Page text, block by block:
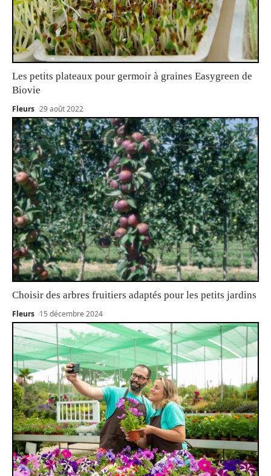
Les petits plateaux pour germoir à graines Easygreen de
Biovie
Fleurs 29 août 2022
Choisir des arbres fruitiers adaptés pour les petits jardins
Fleurs 15 décembre 2024